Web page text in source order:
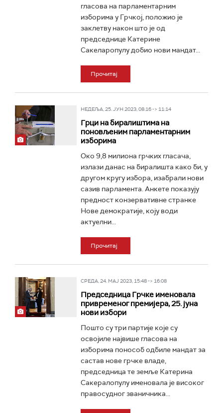
гласова на парламентарним
изборима у Грчкој, положио је
заклетву након што је од
председнице Катерине
Сакеларопулу добио нови мандат...
Прочитај
НЕДЕЉА, 25. ЈУН 2023, 08:16 -> 11:14
Грци на биралиштима на
поновљеним парламентарним
изборима
Око 9,8 милиона грчких гласача,
излази данас на биралишта како би, у
другом кругу избора, изабрали нови
сазив парламента. Анкете показују
предност конзервативне странке
Нове демократије, коју води
актуелни...
Прочитај
СРЕДА, 24. МАЈ 2023, 15:48 -> 16:08
Председница Грчке именовала
привременог премијера, 25. јуна
нови избори
Пошто су три партије које су
освојиле највише гласова на
изборима понособ одбиле мандат за
састав нове грчке владе,
председница те земље Катерина
Сакералопулу именовала је високог
правосудног званичника...